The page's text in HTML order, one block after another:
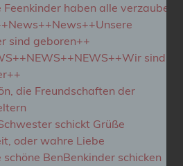
Feenkinder haben alle verzaubert
sind geboren++
sind
die Freundschaften der
schickt Grüße
oder wahre Liebe
schöne BenBenkinder schicken